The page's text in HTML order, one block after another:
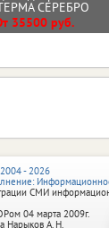
СЕРЕБРО
35500 руб.
- 2026
Информационное
СМИ
04 марта 2009г.
Нарыков А. Н.